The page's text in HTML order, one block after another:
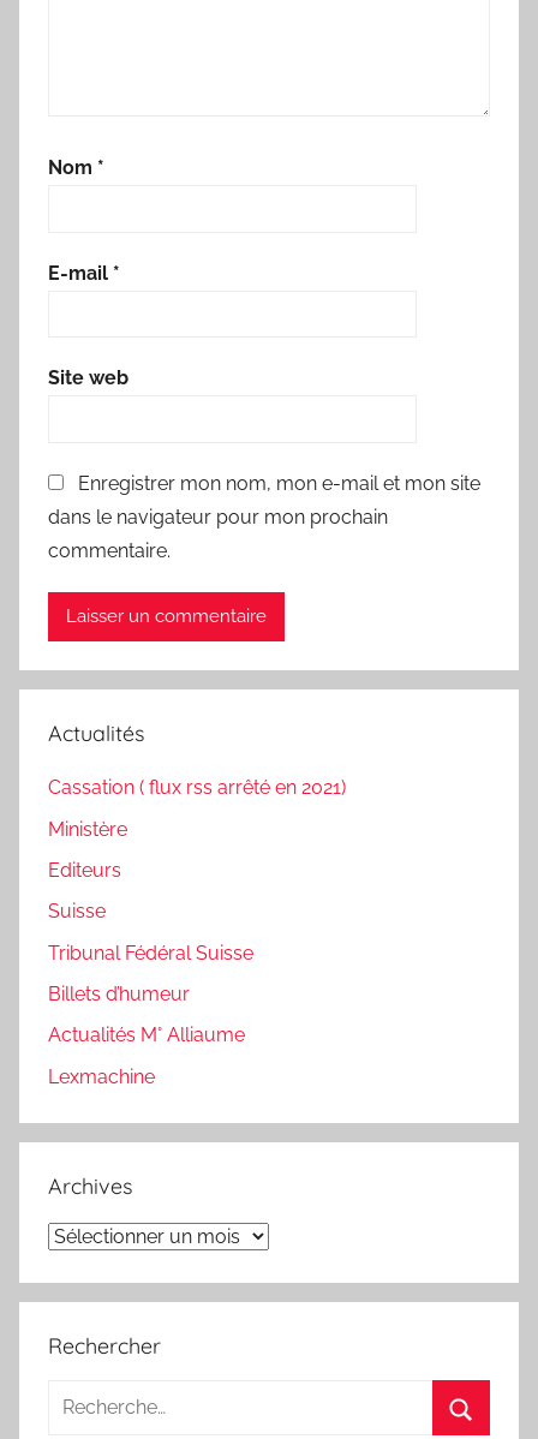
Nom *
E-mail *
Site web
Enregistrer mon nom, mon e-mail et mon site
dans le navigateur pour mon prochain
commentaire.
Actualités
Cassation ( flux rss arrêté en 2021)
Ministère
Editeurs
Suisse
Tribunal Fédéral Suisse
Billets d’humeur
Actualités M° Alliaume
Lexmachine
Archives
Archives
Rechercher
Recherche